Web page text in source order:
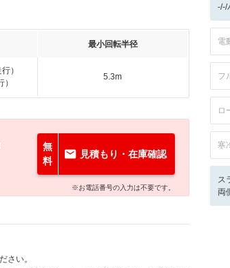
最小回転半径
）
5.3m
無
料
見積もり・在庫確認
※お電話番号の入力は不要です。
さい。
-/-/
電
フ
ロ
寒
ス
両